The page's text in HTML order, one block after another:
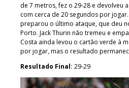
de 7 metros, fez o 29-28 e devolveu
com cerca de 20 segundos por
preparou o último ataque, que deu
Porto. Jack Thurin não tremeu e
Costa ainda levou o cartão verde à
por jogar, mas o resultado
Resultado Final: 29-29